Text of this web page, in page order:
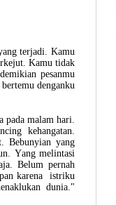
terjadi. Kamu
Kamu tidak
pesanmu
denganku
pada malam hari.
kehangatan.
Bebunyian yang
Yang melintasi
Belum pernah
karena istriku
dunia."